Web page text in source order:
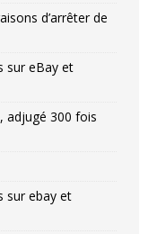
d’arrêter de
sur eBay et
adjugé 300 fois
sur ebay et